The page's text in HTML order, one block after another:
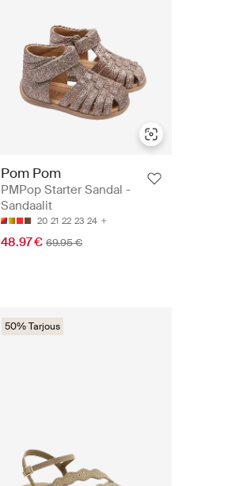
Pom Pom
PMPop Starter Sandal -
Sandaalit
20 21 22 23 24
48.97 € 69.95 €
50% Tarjous